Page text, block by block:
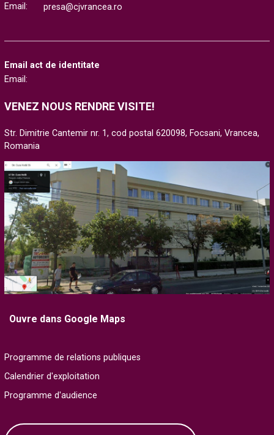
Email:
presa@cjvrancea.ro
Email act de identitate
Email:
VENEZ NOUS RENDRE VISITE!
Str. Dimitrie Cantemir nr. 1, cod postal 620098, Focsani, Vrancea,
Romania
Ouvre dans Google Maps
Programme de relations publiques
Calendrier d'exploitation
Programme d'audience